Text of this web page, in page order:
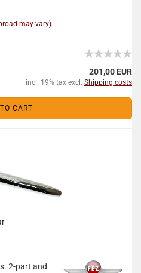
may vary)
201,00 EUR
incl. 19% tax excl. Shipping costs
CART
2-part and